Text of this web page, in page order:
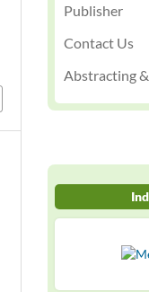
Publisher
Contact Us
Abstracting